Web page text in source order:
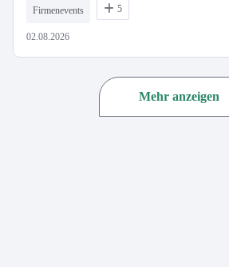
Firmenevents 5
02.08.2026
Mehr anzeigen